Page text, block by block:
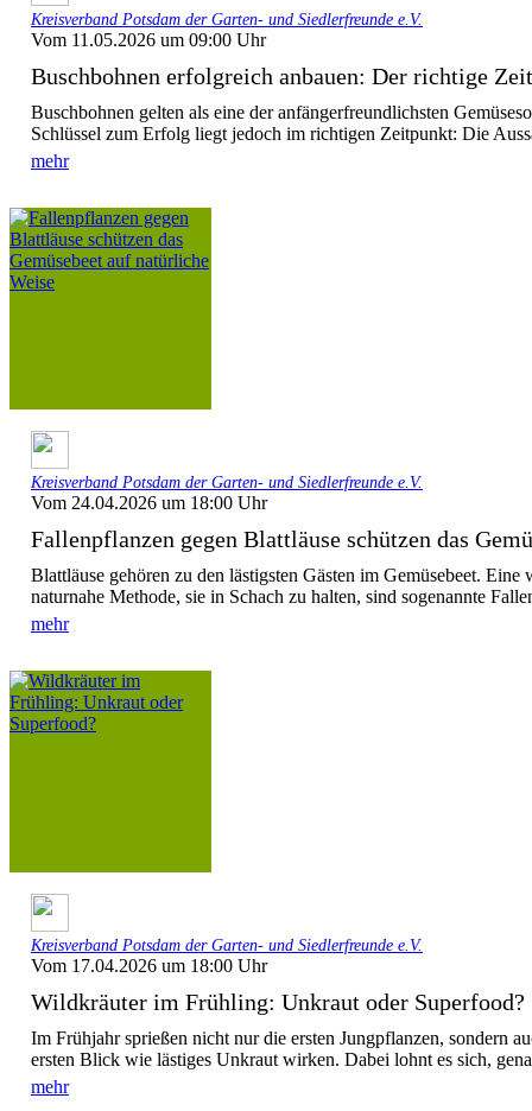
Kreisverband Potsdam der Garten- und Siedlerfreunde e.V.
Vom 11.05.2026 um 09:00 Uhr
Buschbohnen erfolgreich anbauen: Der richtige
Buschbohnen gelten als eine der anfängerfreundlichsten
Schlüssel zum Erfolg liegt jedoch im richtigen Zeitpunkt: Die
mehr
Kreisverband Potsdam der Garten- und Siedlerfreunde e.V.
Vom 24.04.2026 um 18:00 Uhr
Fallenpflanzen gegen Blattläuse schützen das
Blattläuse gehören zu den lästigsten Gästen im Gemüsebeet.
naturnahe Methode, sie in Schach zu halten, sind sogenannte
mehr
Kreisverband Potsdam der Garten- und Siedlerfreunde e.V.
Vom 17.04.2026 um 18:00 Uhr
Wildkräuter im Frühling: Unkraut oder Superfood?
Im Frühjahr sprießen nicht nur die ersten Jungpflanzen, sondern
ersten Blick wie lästiges Unkraut wirken. Dabei lohnt es sich,
mehr